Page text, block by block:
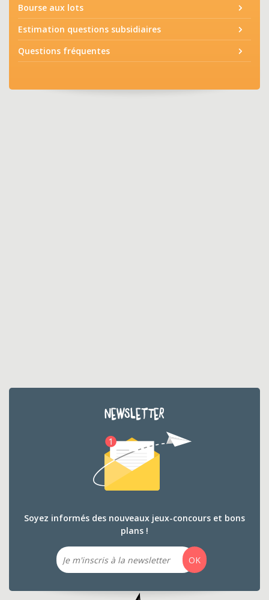
Bourse aux lots
Estimation questions subsidiaires
Questions fréquentes
NEWSLETTER
Soyez informés des nouveaux jeux-concours et bons
plans !
Email
OK